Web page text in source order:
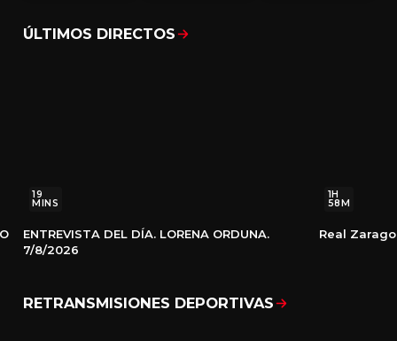
ÚLTIMOS DIRECTOS Mostrar todo
19
MINS
ENTREVISTA DEL DÍA. LORENA ORDUNA.
7/8/2026
1H
58M
Real
RETRANSMISIONES DEPORTIVAS Mostrar todo